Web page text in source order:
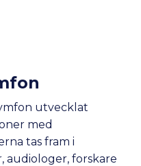
utvecklat
med
tas fram i
audiologer, forskare